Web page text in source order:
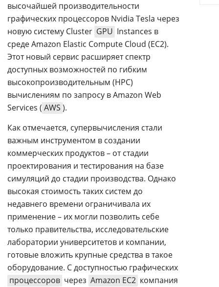
Об
издании
Реклама
Вакансии
Контакты
Max
Telegram
Дзен
Rutube
высочайшей производительности
графических процессоров Nvidia Tesla через
новую систему Cluster GPU Instances в
среде Amazon Elastic Compute Cloud (EC2).
Этот новый сервис расширяет спектр
доступных возможностей по гибким
высокопроизводительным (HPC)
вычислениям по запросу в Amazon Web
Services ( AWS ).
Как отмечается, супервычисления стали
важным инструментом в создании
коммерческих продуктов – от стадии
проектирования и тестирования на базе
симуляций до стадии производства. Однако
высокая стоимость таких систем до
недавнего времени ограничивала их
применение – их могли позволить себе
только правительства, исследовательские
лаборатории университетов и компании,
готовые вложить крупные средства в такое
оборудование. С доступностью графических
процессоров через Amazon EC2 компания